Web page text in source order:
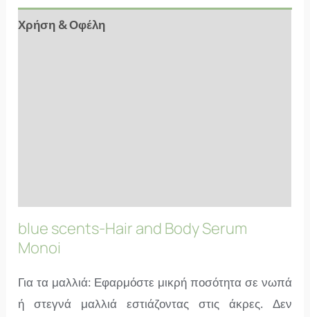
Χρήση & Οφέλη
blue scents-Hair and Body Serum
Monoi
Για τα μαλλιά: Εφαρμόστε μικρή ποσότητα σε νωπά
ή στεγνά μαλλιά εστιάζοντας στις άκρες. Δεν